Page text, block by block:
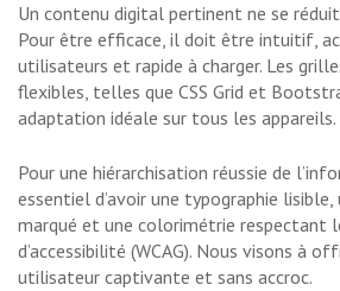
Un contenu digital pertinent ne se
Pour être efficace, il doit être intuitif,
utilisateurs et rapide à charger. Les
flexibles, telles que CSS Grid et
adaptation idéale sur tous les appareils.
Pour une hiérarchisation réussie de
essentiel d’avoir une typographie
marqué et une colorimétrie respectant
d’accessibilité (WCAG). Nous visons à
utilisateur captivante et sans accroc.